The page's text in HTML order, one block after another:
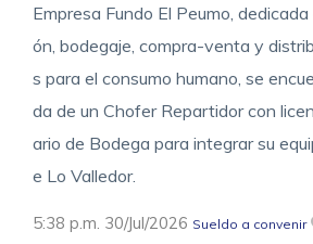
Empresa Fundo El Peumo,
ón, bodegaje, compra-venta y
s para el consumo humano, se
da de un Chofer Repartidor con
ario de Bodega para integrar su
e Lo Valledor.
5:38 p.m. 30/Jul/2026 Sueldo a convenir